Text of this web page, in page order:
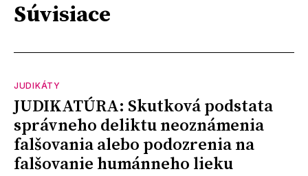
Súvisiace
JUDIKÁTY
JUDIKATÚRA: Skutková podstata
správneho deliktu neoznámenia
falšovania alebo podozrenia na
falšovanie humánneho lieku